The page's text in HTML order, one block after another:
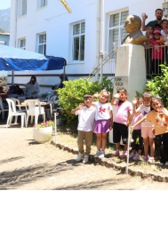
bahis siteleri
porno izle